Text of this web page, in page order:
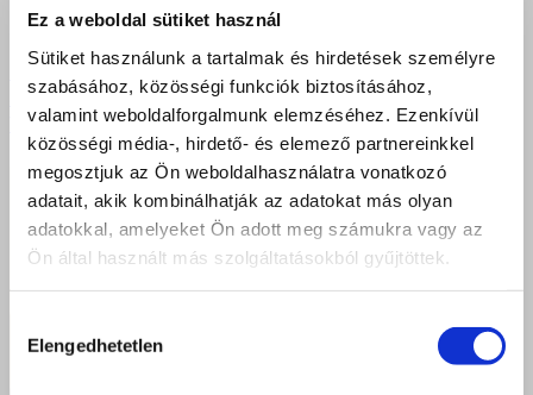
Ez a weboldal sütiket használ
Sütiket használunk a tartalmak és hirdetések személyre
szabásához, közösségi funkciók biztosításához,
valamint weboldalforgalmunk elemzéséhez. Ezenkívül
közösségi média-, hirdető- és elemező partnereinkkel
megosztjuk az Ön weboldalhasználatra vonatkozó
adatait, akik kombinálhatják az adatokat más olyan
adatokkal, amelyeket Ön adott meg számukra vagy az
Ön által használt más szolgáltatásokból gyűjtöttek.
kiválasztása
Elengedhetetlen
Debrecen új vendéglátó szakembereket ünnepel –
Sikeres szakács és pincér vizsgák a Szent Bazil
Technikum Faraktár utcai tagintézményében